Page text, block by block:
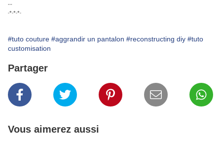
...
-*-*-*-
#tuto couture #aggrandir un pantalon #reconstructing diy #tuto
customisation
Partager
Vous aimerez aussi